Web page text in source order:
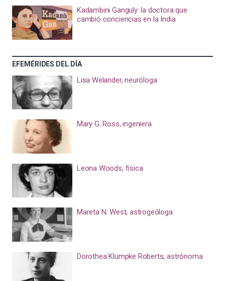
Kadambini Ganguly: la doctora que
cambió conciencias en la India
EFEMÉRIDES DEL DÍA
Lisa Welander, neuróloga
Mary G. Ross, ingeniera
Leona Woods, física
Mareta N. West, astrogeóloga
Dorothea Klumpke Roberts, astrónoma